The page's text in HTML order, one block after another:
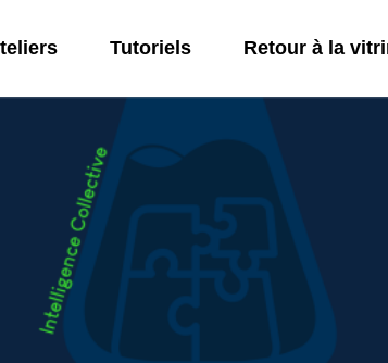
Tutoriels Retour à la